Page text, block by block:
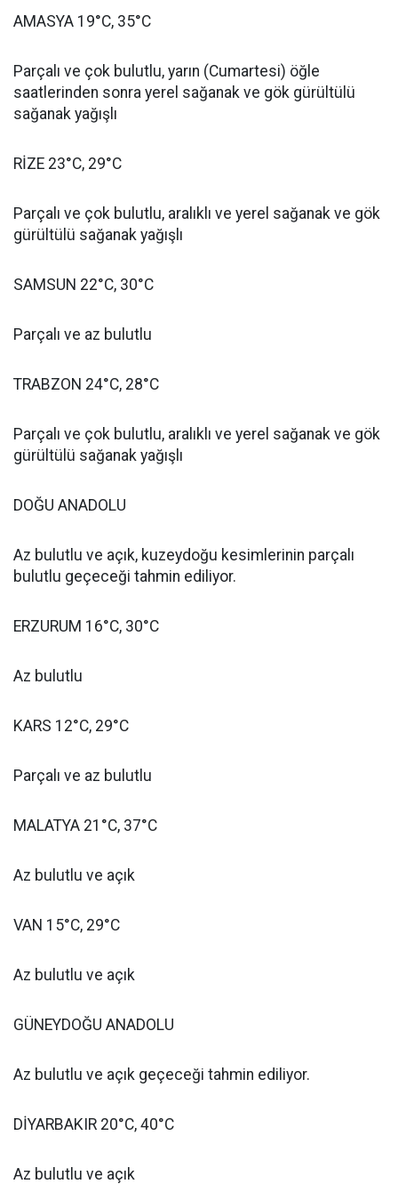
AMASYA 19°C, 35°C
Parçalı ve çok bulutlu, yarın (Cumartesi) öğle
saatlerinden sonra yerel sağanak ve gök gürültülü
sağanak yağışlı
RİZE 23°C, 29°C
Parçalı ve çok bulutlu, aralıklı ve yerel sağanak ve gök
gürültülü sağanak yağışlı
SAMSUN 22°C, 30°C
Parçalı ve az bulutlu
TRABZON 24°C, 28°C
Parçalı ve çok bulutlu, aralıklı ve yerel sağanak ve gök
gürültülü sağanak yağışlı
DOĞU ANADOLU
Az bulutlu ve açık, kuzeydoğu kesimlerinin parçalı
bulutlu geçeceği tahmin ediliyor.
ERZURUM 16°C, 30°C
Az bulutlu
KARS 12°C, 29°C
Parçalı ve az bulutlu
MALATYA 21°C, 37°C
Az bulutlu ve açık
VAN 15°C, 29°C
Az bulutlu ve açık
GÜNEYDOĞU ANADOLU
Az bulutlu ve açık geçeceği tahmin ediliyor.
DİYARBAKIR 20°C, 40°C
Az bulutlu ve açık